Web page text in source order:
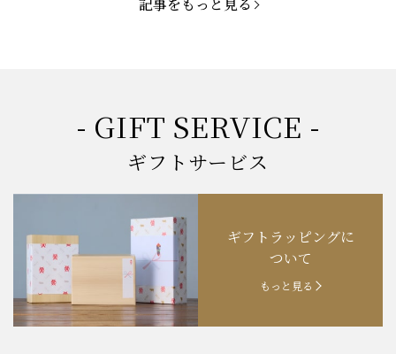
2024.11.1 「お歳暮特集」開催中！
お知らせ 2024.10.18 【創業祭】１０１年目に突入！
お知らせ 202４.09.18 【秋の味覚祭】食欲の秋！
記事をもっと見る
- GIFT SERVICE -
ギフトサービス
ギフトラッピングに
ついて
もっと見る